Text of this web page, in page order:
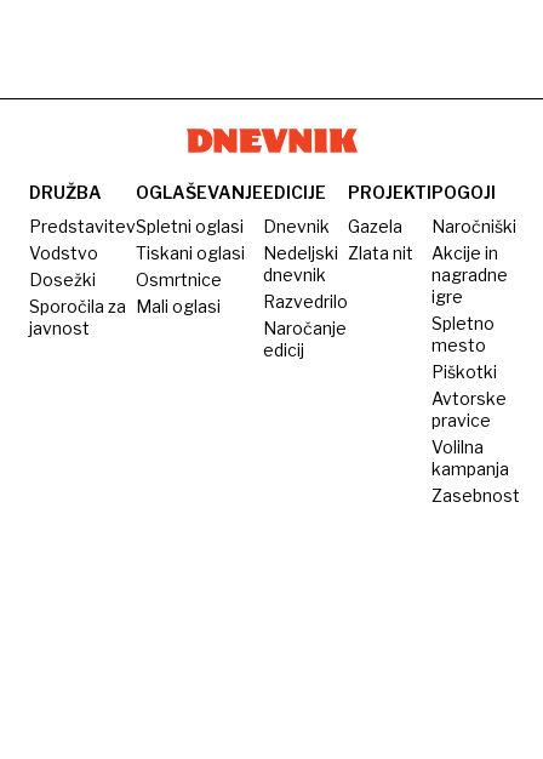
DRUŽBA
Predstavitev
Vodstvo
Dosežki
Sporočila za
javnost
OGLAŠEVANJE
Spletni oglasi
Tiskani oglasi
Osmrtnice
Mali oglasi
EDICIJE
Dnevnik
Nedeljski
dnevnik
Razvedrilo
Naročanje
edicij
PROJEKTI
Gazela
Zlata nit
POGOJI
Naročniški
Akcije in
nagradne
igre
Spletno
mesto
Piškotki
Avtorske
pravice
Volilna
kampanja
Zasebnost